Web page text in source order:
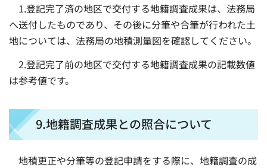
1.登記完了済の地区で交付する地籍調査成果は、法務局
へ送付したものであり、その後に分筆や合筆が行われた土
地については、法務局の地積測量図を確認してください。
2.登記完了前の地区で交付する地籍調査成果の記載数値
は参考値です。
9.地籍調査成果との照合について
地積更正や分筆等の登記申請をする際に、地籍調査の成